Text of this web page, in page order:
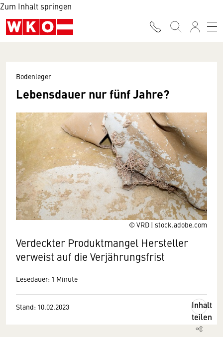
Zum Inhalt springen
© VRD | stock.adobe.com
Bodenleger
Lebensdauer nur fünf Jahre?
Verdeckter Produktmangel Hersteller
verweist auf die Verjährungsfrist
Lesedauer: 1 Minute
Stand: 10.02.2023
Inhalt
teilen